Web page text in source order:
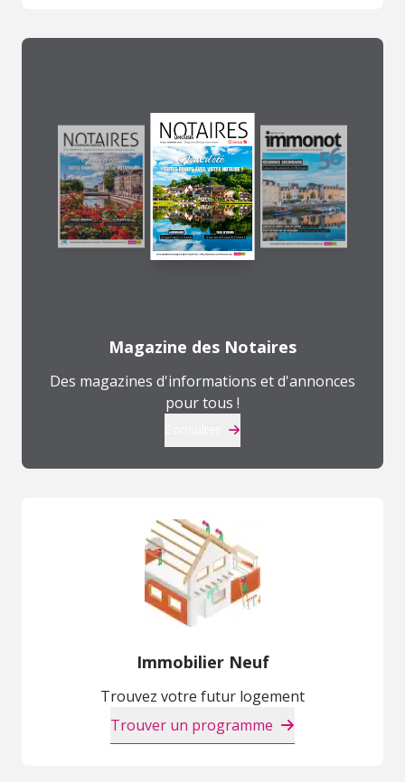
Magazine des Notaires
Des magazines d'informations et d'annonces
pour tous !
Immobilier Neuf
Trouvez votre futur logement
Trouver un programme